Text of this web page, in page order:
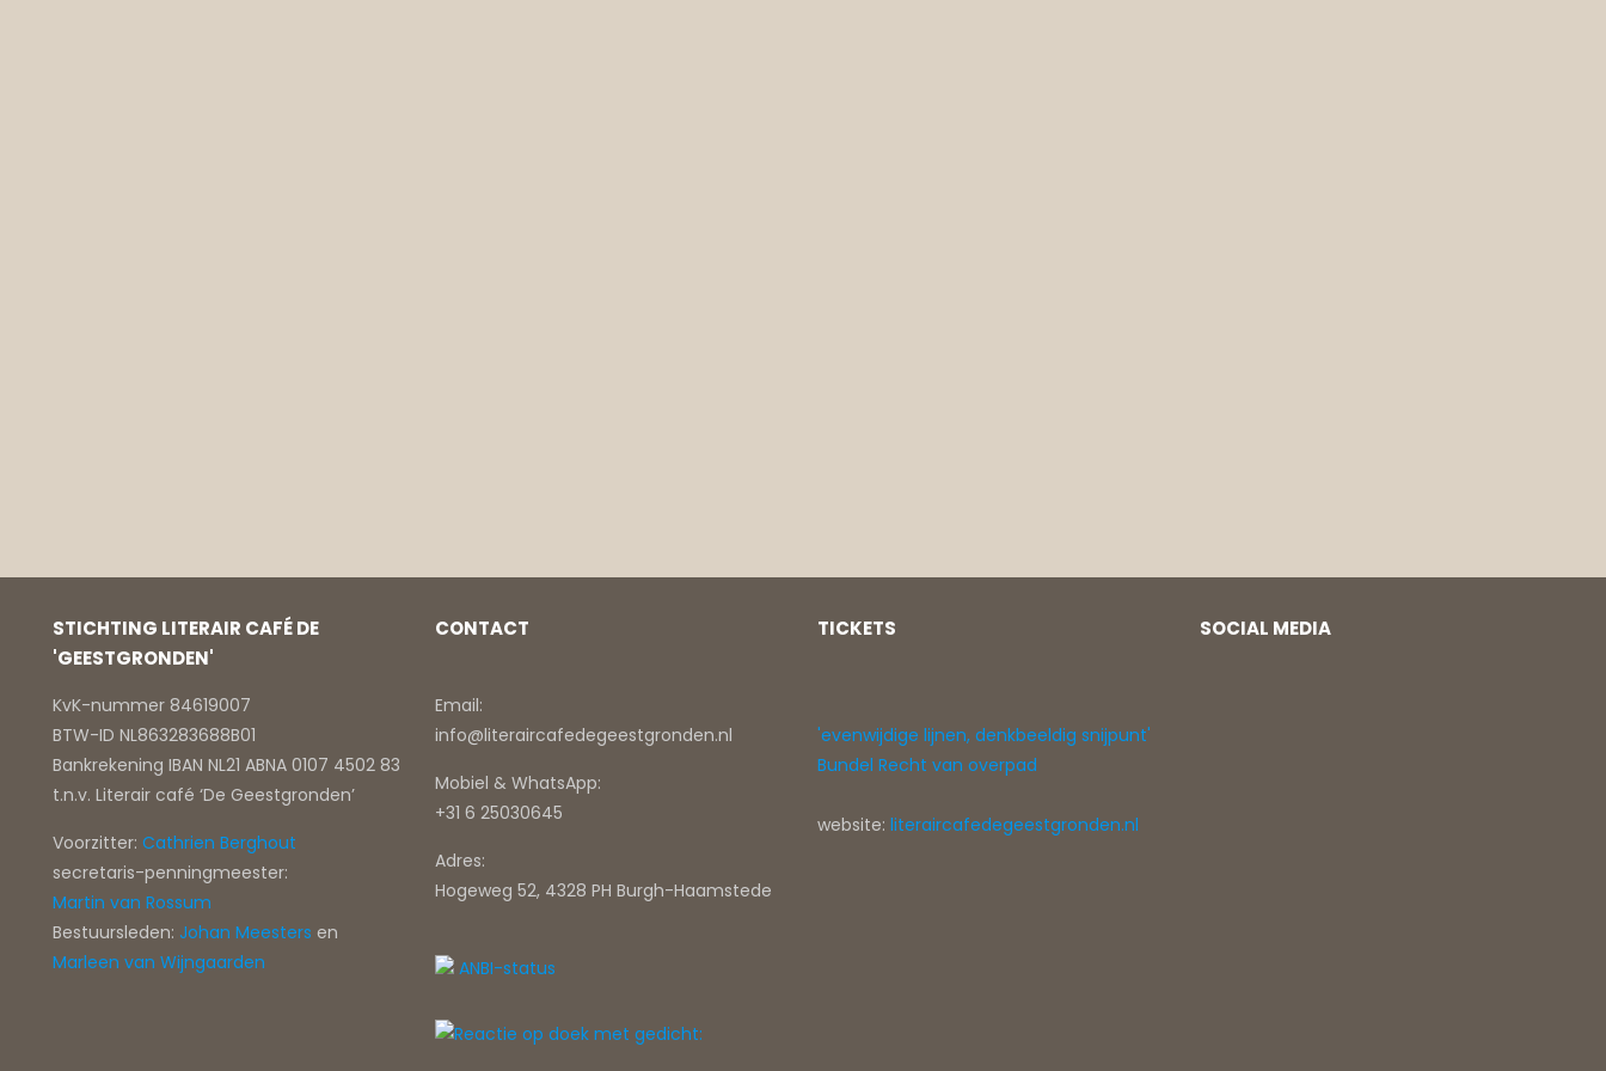
STICHTING LITERAIR CAFÉ DE
'GEESTGRONDEN'
KvK-nummer 84619007
BTW-ID NL863283688B01
Bankrekening IBAN NL21 ABNA 0107 4502 83
t.n.v. Literair café ‘De Geestgronden’
Voorzitter: Cathrien Berghout
secretaris-penningmeester:
Martin van Rossum
Bestuursleden: Johan Meesters en
Marleen van Wijngaarden
CONTACT
Email:
info@literaircafedegeestgronden.nl
Mobiel & WhatsApp:
+31 6 25030645
Adres:
Hogeweg 52, 4328 PH Burgh-Haamstede
ANBI-status
TICKETS
'evenwijdige lijnen, denkbeeldig snijpunt'
Bundel Recht van overpad
website: literaircafedegeestgronden.nl
SOCIAL MEDIA